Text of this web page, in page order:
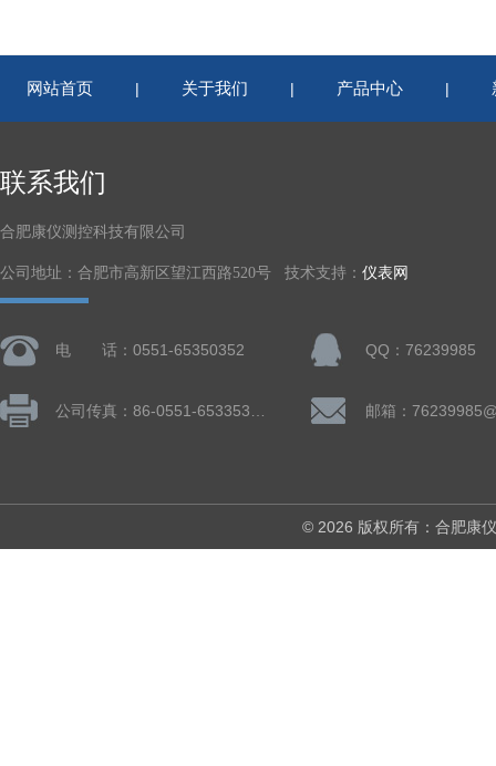
网站首页 | 关于我们 | 产品中心 |
联系我们
合肥康仪测控科技有限公司
公司地址：合肥市高新区望江西路520号 技术支持： 仪表网
电 话：0551-65350352 QQ：76239985
邮箱：
© 2026 版权所有：合肥康